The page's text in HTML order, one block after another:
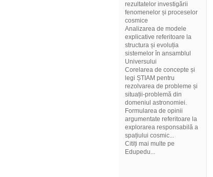
rezultatelor investigării
fenomenelor și proceselor
cosmice
Analizarea de modele
explicative referitoare la
structura și evoluția
sistemelor în ansamblul
Universului
Corelarea de concepte și
legi ȘTIAM pentru
rezolvarea de probleme și
situații-problemă din
domeniul astronomiei.
Formularea de opinii
argumentate referitoare la
explorarea responsabilă a
spațiului cosmic...
Citiți mai multe pe
Edupedu...